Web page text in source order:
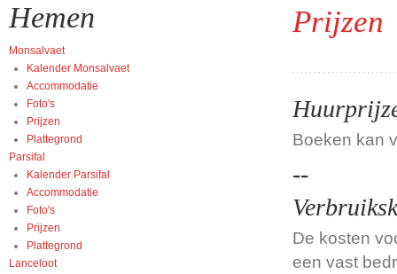
Hemen
Monsalvaet
Kalender Monsalvaet
Accommodatie
Foto's
Prijzen
Plattegrond
Parsifal
Kalender Parsifal
Accommodatie
Foto's
Prijzen
Plattegrond
Lanceloot
Prijzen
Boeken kan
--
De kosten
een vast